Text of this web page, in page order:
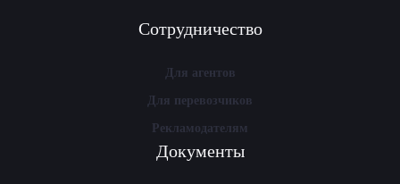
Сотрудничество
Для агентов
Для перевозчиков
Рекламодателям
Документы